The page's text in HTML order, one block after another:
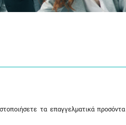
τα επαγγελματικά